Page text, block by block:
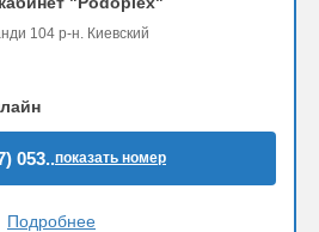
104 р-н. Киевский
053..показать номер
Подробнее